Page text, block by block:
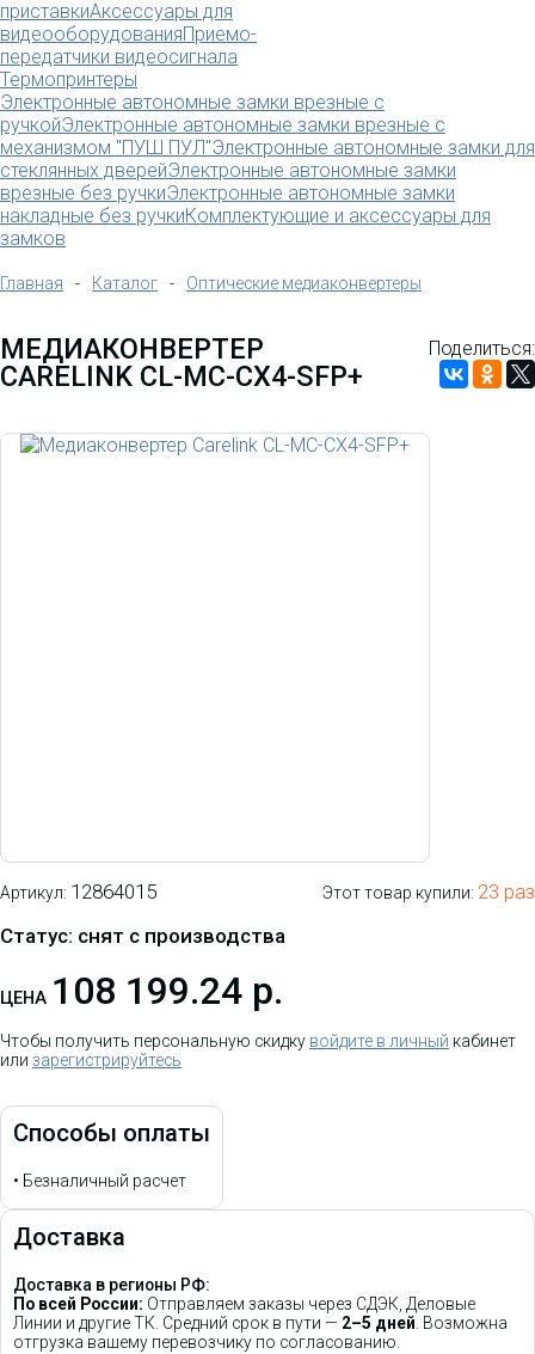
приставкиАксессуары для
видеооборудованияПриемо-
передатчики видеосигнала
Термопринтеры
Электронные автономные замки врезные с
ручкойЭлектронные автономные замки врезные с
механизмом "ПУШ ПУЛ"Электронные автономные замки для
стеклянных дверейЭлектронные автономные замки
врезные без ручкиЭлектронные автономные замки
накладные без ручкиКомплектующие и аксессуары для
замков
Главная - Каталог - Оптические медиаконвертеры
МЕДИАКОНВЕРТЕР
CARELINK CL-MC-CX4-SFP+
Поделиться:
Артикул: 12864015
Статус: снят с производства
Этот товар купили: 23 раз
ЦЕНА 108 199.24 р.
Чтобы получить персональную скидку войдите в личный кабинет
или зарегистрируйтесь
Способы оплаты
• Безналичный расчет
Доставка
Доставка в регионы РФ:
По всей России: Отправляем заказы через СДЭК, Деловые
Линии и другие ТК. Средний срок в пути — 2–5 дней. Возможна
отгрузка вашему перевозчику по согласованию.